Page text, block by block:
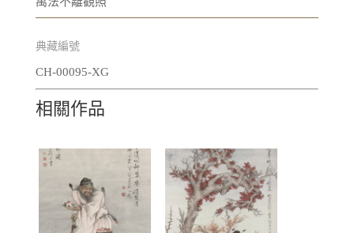
典藏編號
CH-00095-XG
相關作品